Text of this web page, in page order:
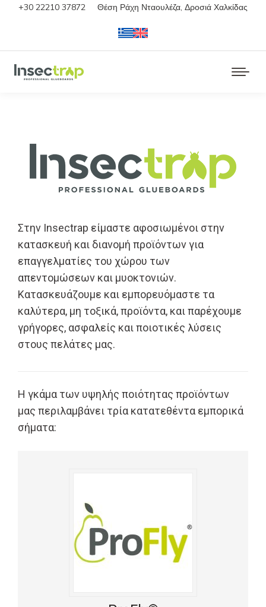
+30 22210 37872 Θέση Ράχη Νταουλέζα, Δροσιά Χαλκίδας
Στην Insectrap είμαστε αφοσιωμένοι στην
κατασκευή και διανομή προϊόντων για
επαγγελματίες του χώρου των
απεντομώσεων και μυοκτονιών.
Κατασκευάζουμε και εμπορευόμαστε τα
καλύτερα, μη τοξικά, προϊόντα, και παρέχουμε
γρήγορες, ασφαλείς και ποιοτικές λύσεις
στους πελάτες μας.
Η γκάμα των υψηλής ποιότητας προϊόντων
μας περιλαμβάνει τρία κατατεθέντα εμπορικά
σήματα: